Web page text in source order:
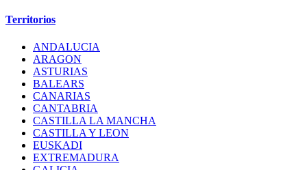
Territorios
ANDALUCIA
ARAGON
ASTURIAS
BALEARS
CANARIAS
CANTABRIA
CASTILLA LA MANCHA
CASTILLA Y LEON
EUSKADI
EXTREMADURA